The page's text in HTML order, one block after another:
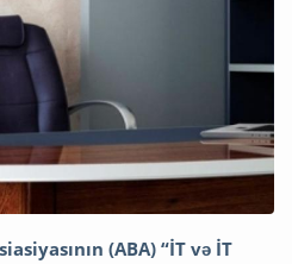
(ABA) “İT və İT